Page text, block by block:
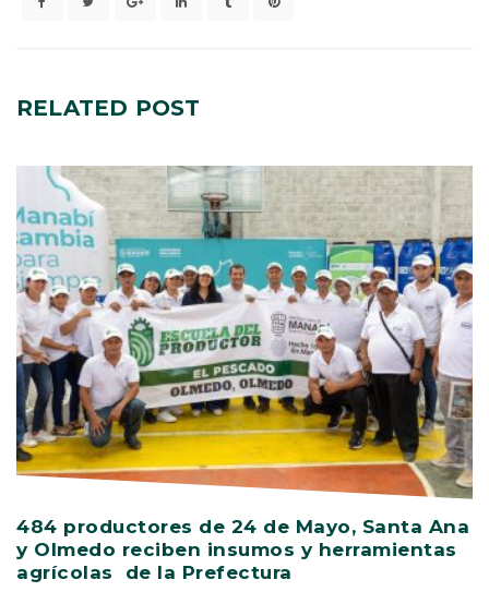
RELATED POST
484 productores de 24 de Mayo, Santa Ana
y Olmedo reciben insumos y herramientas
agrícolas de la Prefectura